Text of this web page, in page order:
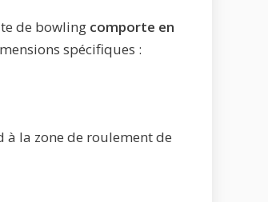
de bowling comporte en
spécifiques :
la zone de roulement de